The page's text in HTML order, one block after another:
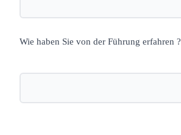
Wie haben Sie von der Führung erfahren ?